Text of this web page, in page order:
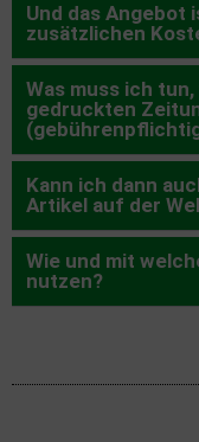
Und das Angebot
zusätzlichen
Was muss ich
gedruckten
Kann ich dann
Artikel auf der
Wie und mit
nutzen?